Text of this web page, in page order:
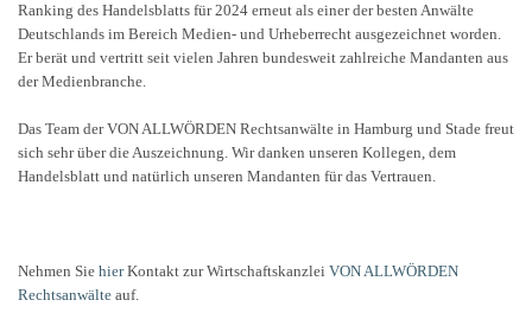
Ranking des Handelsblatts für 2024 erneut als einer der besten Anwälte
Deutschlands im Bereich Medien- und Urheberrecht ausgezeichnet worden.
Er berät und vertritt seit vielen Jahren bundesweit zahlreiche Mandanten aus
der Medienbranche.
Das Team der VON ALLWÖRDEN Rechtsanwälte in Hamburg und Stade freut
sich sehr über die Auszeichnung. Wir danken unseren Kollegen, dem
Handelsblatt und natürlich unseren Mandanten für das Vertrauen.
Nehmen Sie hierKontakt zur Wirtschaftskanzlei VON ALLWÖRDEN
Rechtsanwälte auf.